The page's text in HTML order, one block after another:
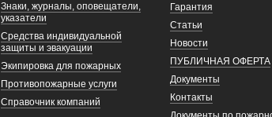
Знаки, журналы, оповещатели,
указатели
Средства индивидуальной
защиты и эвакуации
Экипировка для пожарных
Противопожарные услуги
Справочник компаний
Гарантия
Статьи
Новости
ПУБЛИЧНАЯ ОФЕРТА
Документы
Контакты